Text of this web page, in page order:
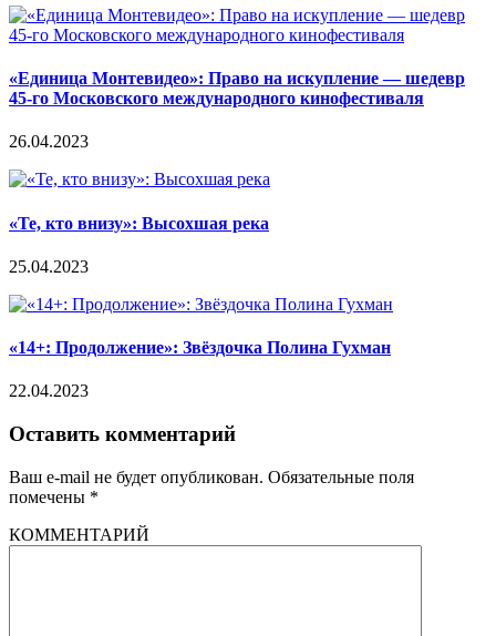
«Единица Монтевидео»: Право на искупление — шедевр
45-го Московского международного кинофестиваля
26.04.2023
«Те, кто внизу»: Высохшая река
25.04.2023
«14+: Продолжение»: Звёздочка Полина Гухман
22.04.2023
Оставить комментарий
Ваш e-mail не будет опубликован. Обязательные поля
помечены *
КОММЕНТАРИЙ